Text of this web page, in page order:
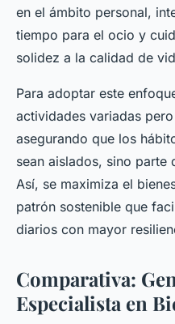
en el ámbito personal,
tiempo para el ocio y
solidez a la calidad de
Para adoptar este
actividades variadas
asegurando que los
sean aislados, sino parte
Así, se maximiza el
patrón sostenible que
diarios con mayor
Comparativa:
Especialista en